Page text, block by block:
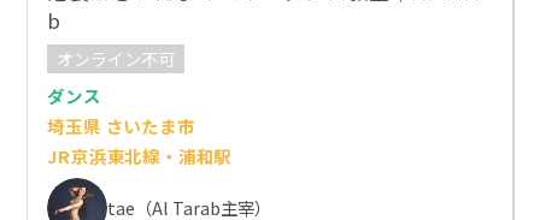
b
オンライン不可
ダンス
埼玉県 さいたま市
JR京浜東北線・浦和駅
tae（Al Tarab主宰）